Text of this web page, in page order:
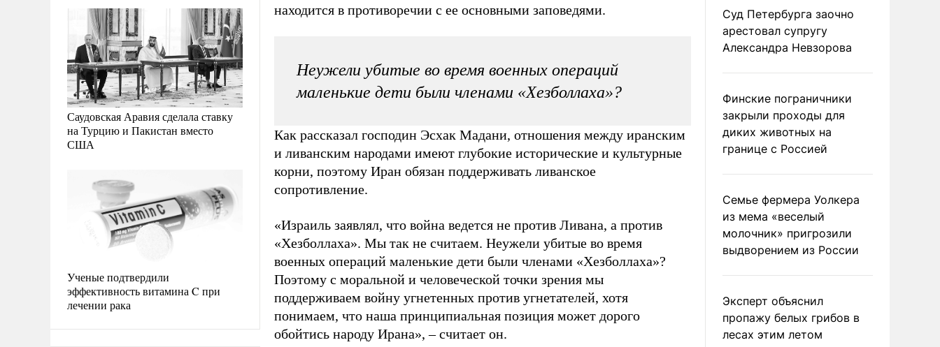
Саудовская Аравия сделала ставку
на Турцию и Пакистан вместо
США
Ученые подтвердили
эффективность витамина C при
лечении рака
находится в противоречии с ее основными заповедями.
Неужели убитые во время военных операций
маленькие дети были членами «Хезболлаха»?
Как рассказал господин Эсхак Мадани, отношения между иранским
и ливанским народами имеют глубокие исторические и культурные
корни, поэтому Иран обязан поддерживать ливанское
сопротивление.
«Израиль заявлял, что война ведется не против Ливана, а против
«Хезболлаха». Мы так не считаем. Неужели убитые во время
военных операций маленькие дети были членами «Хезболлаха»?
Поэтому с моральной и человеческой точки зрения мы
поддерживаем войну угнетенных против угнетателей, хотя
понимаем, что наша принципиальная позиция может дорого
обойтись народу Ирана», – считает он.
Суд Петербурга заочно
арестовал супругу
Александра Невзорова
Финские пограничники
закрыли проходы для
диких животных на
границе с Россией
Семье фермера Уолкера
из мема «веселый
молочник» пригрозили
выдворением из России
Эксперт объяснил
пропажу белых грибов в
лесах этим летом